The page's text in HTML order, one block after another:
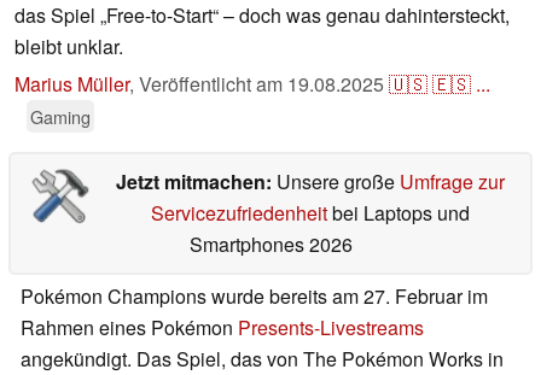
das Spiel „Free-to-Start“ – doch was genau dahintersteckt,
bleibt unklar.
Marius Müller, Veröffentlicht am 19.08.2025🇺🇸🇪🇸 ...
Gaming
Jetzt mitmachen: Unsere große Umfrage zur
Servicezufriedenheitbei Laptops und
Smartphones 2026
Pokémon Champions wurde bereits am 27. Februar im
Rahmen eines Pokémon Presents-Livestreams
angekündigt. Das Spiel, das von The Pokémon Works in